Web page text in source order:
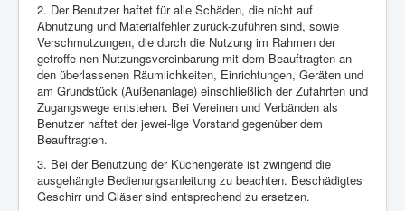
2. Der Benutzer haftet für alle Schäden, die nicht auf
Abnutzung und Materialfehler zurück-zuführen sind, sowie
Verschmutzungen, die durch die Nutzung im Rahmen der
getroffe-nen Nutzungsvereinbarung mit dem Beauftragten an
den überlassenen Räumlichkeiten, Einrichtungen, Geräten und
am Grundstück (Außenanlage) einschließlich der Zufahrten und
Zugangswege entstehen. Bei Vereinen und Verbänden als
Benutzer haftet der jewei-lige Vorstand gegenüber dem
Beauftragten.
3. Bei der Benutzung der Küchengeräte ist zwingend die
ausgehängte Bedienungsanleitung zu beachten. Beschädigtes
Geschirr und Gläser sind entsprechend zu ersetzen.